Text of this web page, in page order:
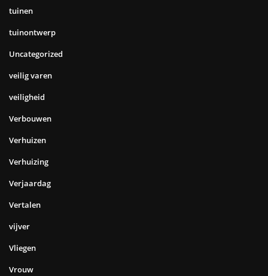
tuinen
tuinontwerp
Uncategorized
veilig varen
veiligheid
Verbouwen
Verhuizen
Verhuizing
Verjaardag
Vertalen
vijver
Vliegen
Vrouw